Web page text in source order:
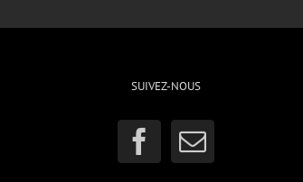
SUIVEZ-NOUS